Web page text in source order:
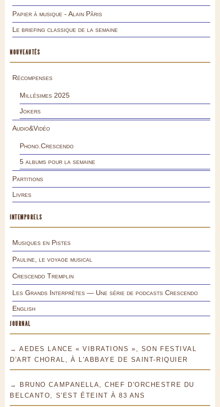
Papier à musique - Alain Pâris
Le briefing classique de la semaine
NOUVEAUTÉS
Récompenses
Millésimes 2025
Jokers
Audio&Vidéo
Phono.Crescendo
5 albums pour la semaine
Partitions
Livres
INTEMPORELS
Musiques en Pistes
Pauline, le voyage musical
Crescendo Tremplin
Les Grands Interprètes — Une série de podcasts Crescendo
English
JOURNAL
→ AEDES LANCE « VIBRATIONS », SON FESTIVAL
D'ART CHORAL, À L'ABBAYE DE SAINT-RIQUIER
→ BRUNO CAMPANELLA, CHEF D'ORCHESTRE DU
BELCANTO, S'EST ÉTEINT À 83 ANS